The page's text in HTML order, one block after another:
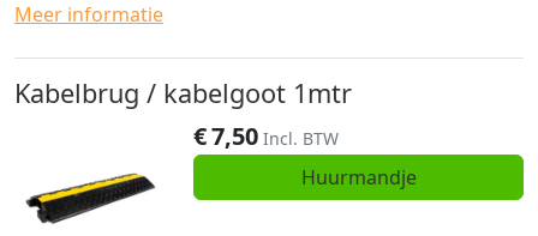
Meer informatie
Kabelbrug / kabelgoot 1mtr
€7,50 Incl. BTW
Huurmandje